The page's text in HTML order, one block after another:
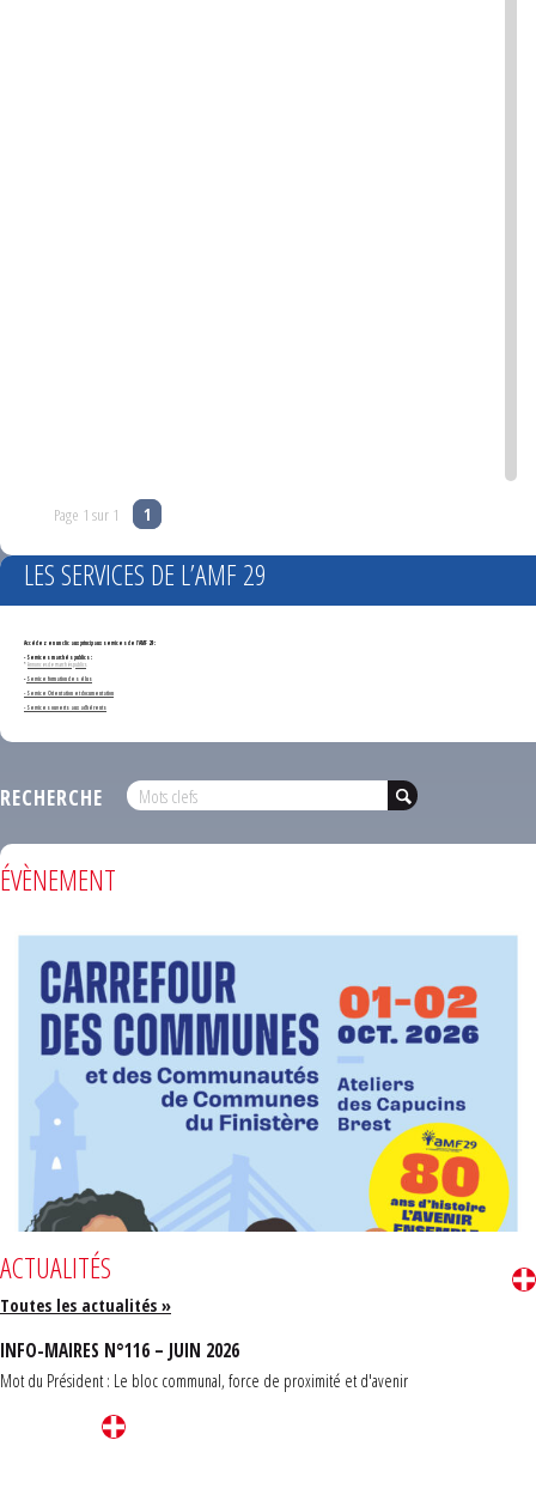
Page 1 sur 1 1
LES SERVICES DE L’AMF 29
Accédez en un clic aux principaux services de l'AMF 29 :
- Services marchés publics :
*Annonces de marchés publics
-Service formation des élus
- Service Orientation et documentation
- Services ouverts aux adhérents
RECHERCHE
ÉVÈNEMENT
ACTUALITÉS
Toutes les actualités »
INFO-MAIRES N°116 – JUIN 2026
Mot du Président : Le bloc communal, force de proximité et d'avenir